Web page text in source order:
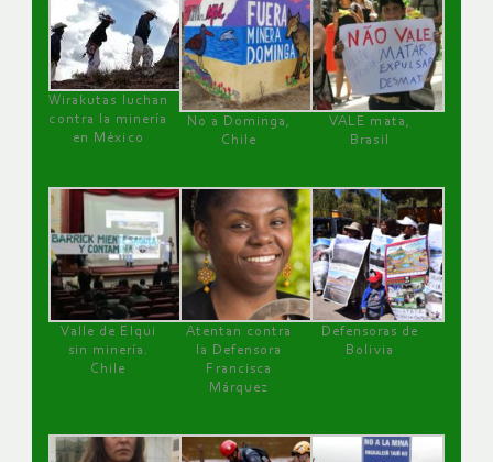
Wirakutas luchan
contra la minería
en México
No a Dominga,
Chile
VALE mata,
Brasil
Valle de Elqui
sin minería.
Chile
Atentan contra
la Defensora
Francisca
Márquez
Defensoras de
Bolivia